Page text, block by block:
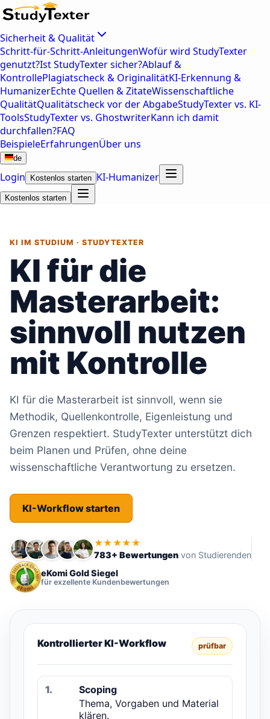
Sicherheit & Qualität
Schritt-für-Schritt-AnleitungenWofür wird StudyTexter
genutzt?Ist StudyTexter sicher?Ablauf &
KontrollePlagiatscheck & OriginalitätKI-Erkennung &
HumanizerEchte Quellen & ZitateWissenschaftliche
QualitätQualitätscheck vor der AbgabeStudyTexter vs. KI-
ToolsStudyTexter vs. GhostwriterKann ich damit
durchfallen?FAQ
BeispieleErfahrungenÜber uns
de
Login Kostenlos starten KI-Humanizer
Kostenlos starten
KI IM STUDIUM · STUDYTEXTER
KI für die
Masterarbeit:
sinnvoll nutzen
mit Kontrolle
KI für die Masterarbeit ist sinnvoll, wenn sie
Methodik, Quellenkontrolle, Eigenleistung und
Grenzen respektiert. StudyTexter unterstützt dich
beim Planen und Prüfen, ohne deine
wissenschaftliche Verantwortung zu ersetzen.
KI-Workflow starten
★★★★★
783+ Bewertungen von Studierenden
eKomi Gold Siegel
für exzellente Kundenbewertungen
Kontrollierter KI-Workflow prüfbar
1.
Scoping
Thema, Vorgaben und Material
klären.